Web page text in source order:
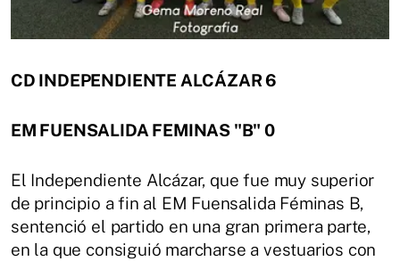
CD INDEPENDIENTE ALCÁZAR 6
EM FUENSALIDA FEMINAS "B" 0
El Independiente Alcázar, que fue muy superior
de principio a fin al EM Fuensalida Féminas B,
sentenció el partido en una gran primera parte,
en la que consiguió marcharse a vestuarios con